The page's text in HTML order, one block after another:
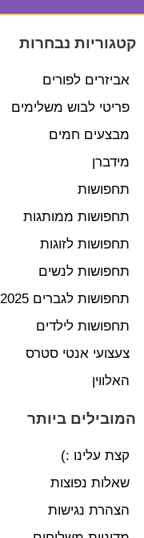
קטגוריות נבחרות
אביזרים לפורים
פריטי לבוש משלימים
מבצעים חמים
מידברן
תחפושות
תחפושות ממותגות
תחפושות לזוגות
תחפושות לנשים
תחפושות לגברים 2025
תחפושות לילדים
צעצועי אנטי סטרס
האלווין
המובילים ביותר
קצת עלינו :)
שאלות נפוצות
הצהרת נגישות